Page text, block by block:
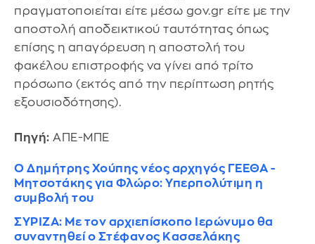
πραγματοποιείται είτε μέσω gov.gr είτε με την
αποστολή αποδεικτικού ταυτότητας όπως
επίσης η απαγόρευση η αποστολή του
φακέλου επιστροφής να γίνει από τρίτο
πρόσωπο (εκτός από την περίπτωση ρητής
εξουσιοδότησης).
Πηγή: ΑΠΕ-ΜΠΕ
Ο Δημήτρης Χούπης νέος αρχηγός ΓΕΕΘΑ -
Μητσοτάκης για Φλώρο: Υπερπολύτιμη η
συμβολή του
ΣΥΡΙΖΑ: Με τον αρχιεπίσκοπο Ιερώνυμο θα
συναντηθεί ο Στέφανος Κασσελάκης